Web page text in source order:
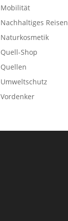
Mobilität
Nachhaltiges Reisen
Naturkosmetik
Quell-Shop
Quellen
Umweltschutz
Vordenker